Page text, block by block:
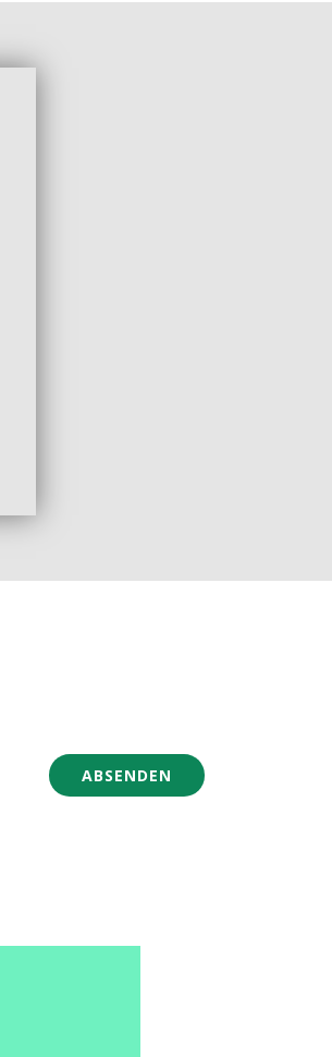
ABSENDEN